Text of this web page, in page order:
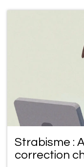
Strabisme :
correction